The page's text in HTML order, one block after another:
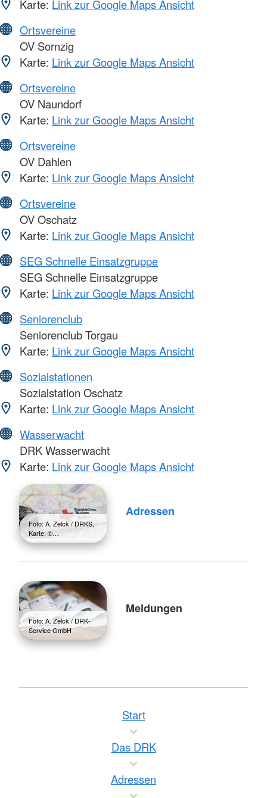
Karte: Link zur Google Maps Ansicht
Ortsvereine
OV Sornzig
Karte: Link zur Google Maps Ansicht
Ortsvereine
OV Naundorf
Karte: Link zur Google Maps Ansicht
Ortsvereine
OV Dahlen
Karte: Link zur Google Maps Ansicht
Ortsvereine
OV Oschatz
Karte: Link zur Google Maps Ansicht
SEG Schnelle Einsatzgruppe
SEG Schnelle Einsatzgruppe
Karte: Link zur Google Maps Ansicht
Seniorenclub
Seniorenclub Torgau
Karte: Link zur Google Maps Ansicht
Sozialstationen
Sozialstation Oschatz
Karte: Link zur Google Maps Ansicht
Wasserwacht
DRK Wasserwacht
Karte: Link zur Google Maps Ansicht
Foto: A. Zelck / DRKS,
Karte: ©…
Adressen
Foto: A. Zelck / DRK-
Service GmbH
Meldungen
Start
Das DRK
Adressen